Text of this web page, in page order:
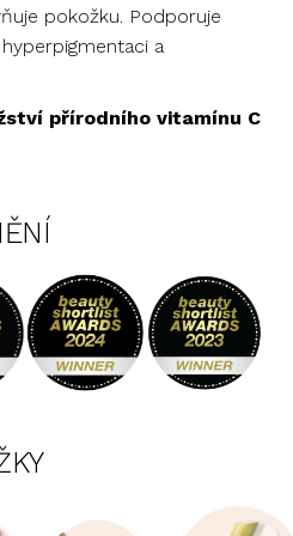
pokožku. Podporuje
a
přírodního vitamínu C